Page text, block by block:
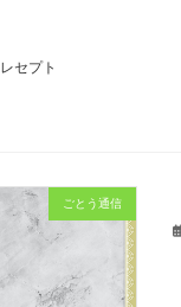
レセプト
ごとう通信